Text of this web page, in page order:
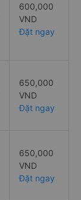
600,000
VND
Đặt ngay
650,000
VND
Đặt ngay
650,000
VND
Đặt ngay